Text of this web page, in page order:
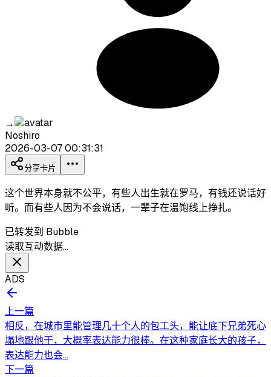
→
Noshiro
2026-03-07 00:31:31
分享卡片
这个世界本身就不公平，有些人出生就在罗马，有钱还说话好
听。而有些人因为不会说话，一辈子在温饱线上挣扎。
已转发到 Bubble
读取互动数据…
ADS
上一篇
相反，在城市里能管理几十个人的包工头，能让底下兄弟死心
塌地跟他干，大概率表达能力很棒。在这种家庭长大的孩子，
表达能力也会...
下一篇